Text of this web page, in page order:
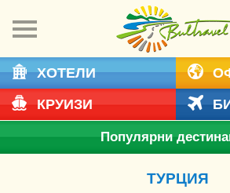
ХОТЕЛИ
КРУИЗИ
Популярни
ТУРЦИЯ